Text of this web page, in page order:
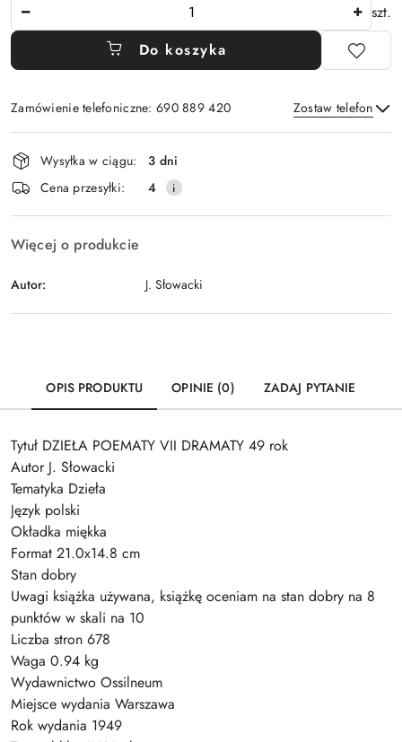
szt.
Do koszyka
Zamówienie telefoniczne: 690 889 420 Zostaw telefon
Wyślij
Dostępność
i
dostawa
Wysyłka w ciągu:
3 dni
Cena przesyłki:
4
Więcej o produkcie
Autor: J. Słowacki
OPIS PRODUKTU OPINIE (0) ZADAJ PYTANIE
Tytuł DZIEŁA POEMATY VII DRAMATY 49 rok
Autor J. Słowacki
Tematyka Dzieła
Język polski
Okładka miękka
Format 21.0x14.8 cm
Stan dobry
Uwagi książka używana, książkę oceniam na stan dobry na 8
punktów w skali na 10
Liczba stron 678
Waga 0.94 kg
Wydawnictwo Ossilneum
Miejsce wydania Warszawa
Rok wydania 1949